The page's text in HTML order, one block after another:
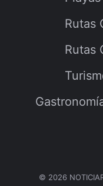
Rutas
Rutas
© 2026